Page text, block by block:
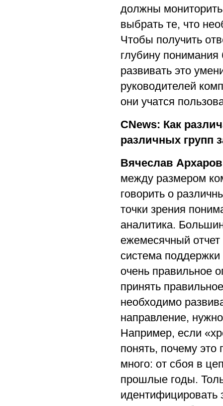
должны
выбрать те, что
Чтобы получить
глубину
развивать это
руководителей
они учатся
CNews: Как
различных групп
Вячеслав
между размером
говорить о
точки зрения
аналитика.
ежемесячный
система
очень правильное
принять
необходимо
направление,
Например, если
понять, почему
много: от сбоя в
прошлые годы.
идентифицировать